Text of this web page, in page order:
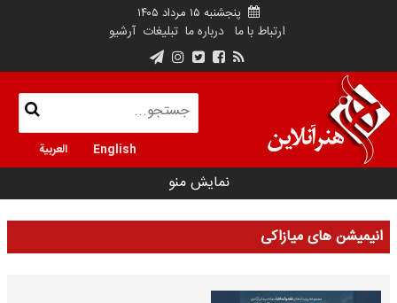
پنجشنبه ۱۵ مرداد ۱۴۰۵
ارتباط با ما درباره ما تبلیغات آرشیو
English العربية
نمایش منو
انیمیشن های میازاکی